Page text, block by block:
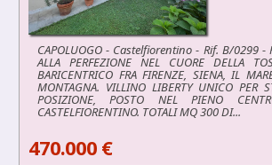
CAPOLUOGO - Castelfiorentino - Rif. B/0299 -
ALLA PERFEZIONE NEL CUORE DELLA
BARICENTRICO FRA FIRENZE, SIENA, IL
MONTAGNA. VILLINO LIBERTY UNICO PER
POSIZIONE, POSTO NEL PIENO
CASTELFIORENTINO. TOTALI MQ 300 DI...
470.000 €